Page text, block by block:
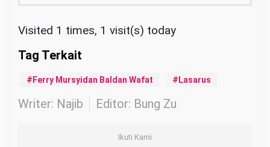
Visited 1 times, 1 visit(s) today
Ferry Mursyidan Baldan Wafat Lasarus
Writer: Najib Editor: Bung Zu
Ikuti Kami